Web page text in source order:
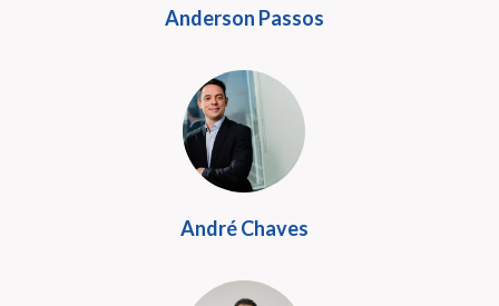
Anderson Passos
André Chaves